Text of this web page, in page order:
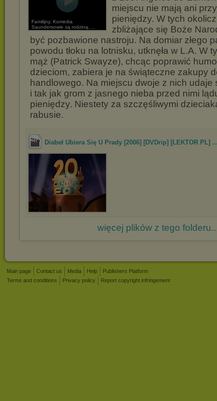
Familijny, Komedia
Saundersowie są rodziną, ...
miejscu nie mają ani
pieniędzy. W tych
zbliżające się Boże
być pozbawione nastroju. Na domiar złego
powodu tłoku na lotnisku, utknęła w L.A. W
mąż (Patrick Swayze), chcąc poprawić
dzieciom, zabiera je na świąteczne zakupy
handlowego. Na miejscu dwoje z nich udaje
i tak jak grom z jasnego nieba przed nimi
pieniędzy. Niestety za szczęśliwymi
rabusie.
Diabeł Ubiera Się U Prady [2006] [DVDrip] [LEKTOR PL]
więcej plików z tego
Main page Contact us Media Help
Publishers Platform
Terms and conditions
Privacy policy Report copyright infringement